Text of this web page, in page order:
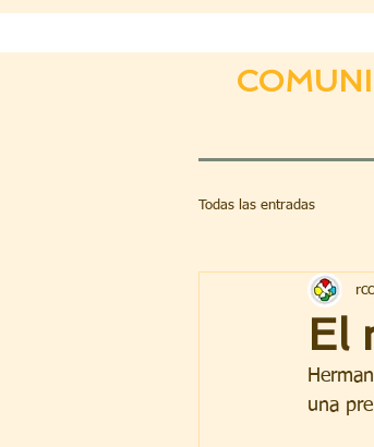
Todas las entradas
El
una